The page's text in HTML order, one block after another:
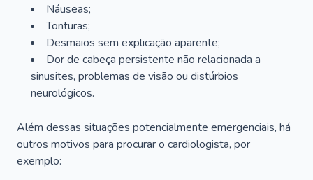
Náuseas;
Tonturas;
Desmaios sem explicação aparente;
Dor de cabeça persistente não relacionada a
sinusites, problemas de visão ou distúrbios
neurológicos.
Além dessas situações potencialmente emergenciais, há
outros motivos para procurar o cardiologista, por
exemplo: